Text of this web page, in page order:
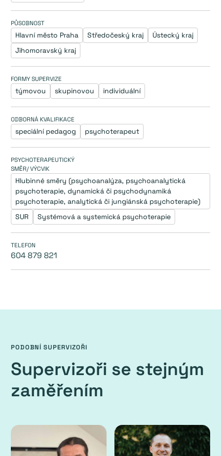
PŮSOBNOST
Hlavní město Praha Středočeský kraj
Ústecký kraj
Jihomoravský kraj
FORMY SUPERVIZE
týmovou skupinovou individuální
ODBORNÁ KVALIFIKACE
speciální pedagog psychoterapeut
PSYCHOTERAPEUTICKÝ
SMĚR/ VÝCVIK
Hlubinné směry (psychoanalýza, psychoanalytická
psychoterapie, dynamická či psychodynamiká
psychoterapie, analytická či jungiánská psychoterapie)
SUR
Systémová a systemická psychoterapie
TELEFON
604 879 821
PODOBNÍ SUPERVIZOŘI
Supervizoři se stejným
zaměřením